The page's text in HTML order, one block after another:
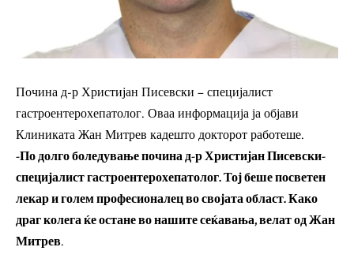
Почина д-р Христијан Писевски – специјалист
гастроентерохепатолог. Оваа информација ја објави
Клиниката Жан Митрев кадешто докторот работеше.
-По долго боледување почина д-р Христијан Писевски-
специјалист гастроентерохепатолог. Тој беше посветен
лекар и голем професионалец во својата област. Како
драг колега ќе остане во нашите сеќавања, велат од Жан
Митрев.